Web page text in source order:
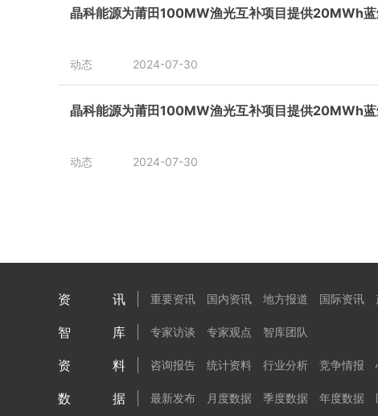
晶科能源为莆田100MW渔光互补项目提供20MWh
动态 2024-07-30
晶科能源为莆田100MW渔光互补项目提供20MWh
动态 2024-07-30
资讯 重要资讯 国内资讯 地方报道 国际资讯
智库 专家访谈 专家观点 智库团队
资料 咨询报告 统计资料 行业分析 竞争情报
数据 最新发布 月度数据 季度数据 年度数据